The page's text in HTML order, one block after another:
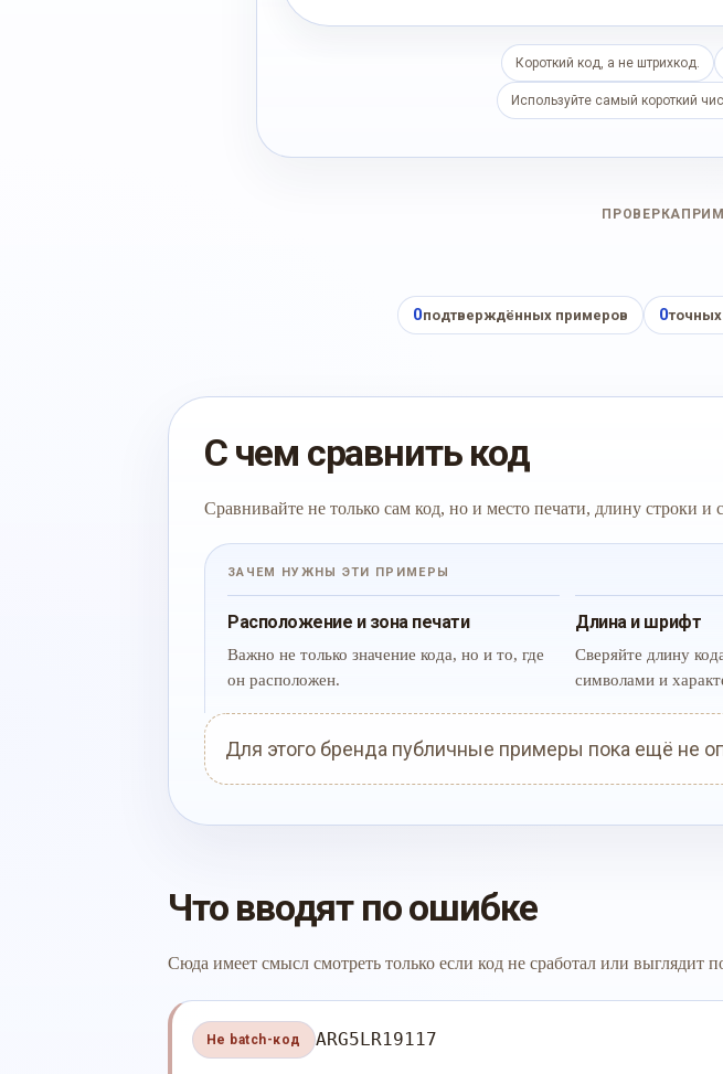
Короткий код, а не штрихкод.
Используйте самый короткий
ПРОВЕРКА
0подтверждённых примеров 0
С чем сравнить код
Сравнивайте не только сам код, но и место печати, длину строки
ЗАЧЕМ НУЖНЫ ЭТИ ПРИМЕРЫ
Расположение и зона печати
Важно не только значение кода, но и то, где
он расположен.
Длина и шрифт
Сверяйте длину
символами и
Для этого бренда публичные примеры пока ещё не
Что вводят по ошибке
Сюда имеет смысл смотреть только если код не сработал или выглядит
Не batch-код ARG5LR19117